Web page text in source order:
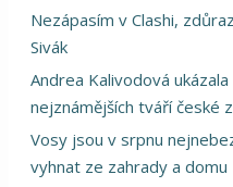
Nezápasím v Clashi,
Sivák
Andrea Kalivodová
nejznámějších tváří české
Vosy jsou v srpnu
vyhnat ze zahrady a domu